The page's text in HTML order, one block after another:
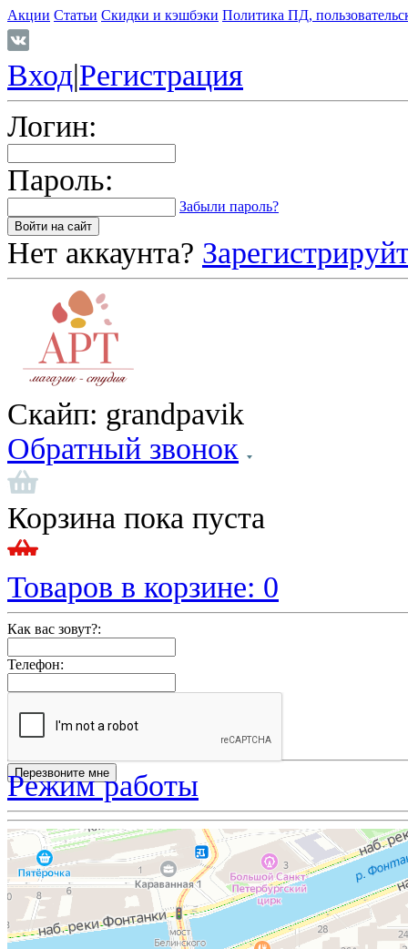
Акции Статьи Скидки и кэшбэки Политика ПД,
Вход|Регистрация
Логин:
Пароль:
Забыли пароль?
Нет аккаунта?
Скайп: grandpavik
Обратный звонок
Корзина пока пуста
Товаров в корзине: 0
Как вас зовут?:
Телефон:
Режим работы